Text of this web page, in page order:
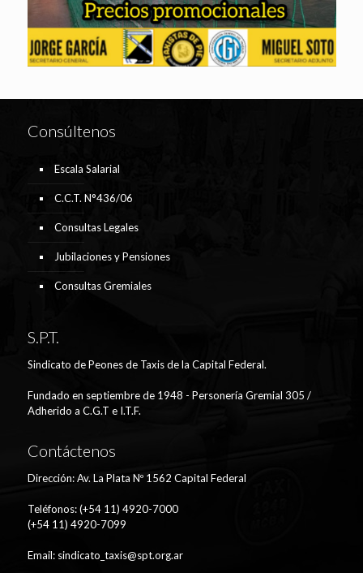
Consúltenos
Escala Salarial
C.C.T. N°436/06
Consultas Legales
Jubilaciones y Pensiones
Consultas Gremiales
S.P.T.
Sindicato de Peones de Taxis de la Capital Federal.
Fundado en septiembre de 1948 - Personería Gremial 305 /
Adherido a C.G.T e I.T.F.
Contáctenos
Dirección: Av. La Plata Nº 1562 Capital Federal
Teléfonos: (+54 11) 4920-7000
(+54 11) 4920-7099
Email: sindicato_taxis@spt.org.ar